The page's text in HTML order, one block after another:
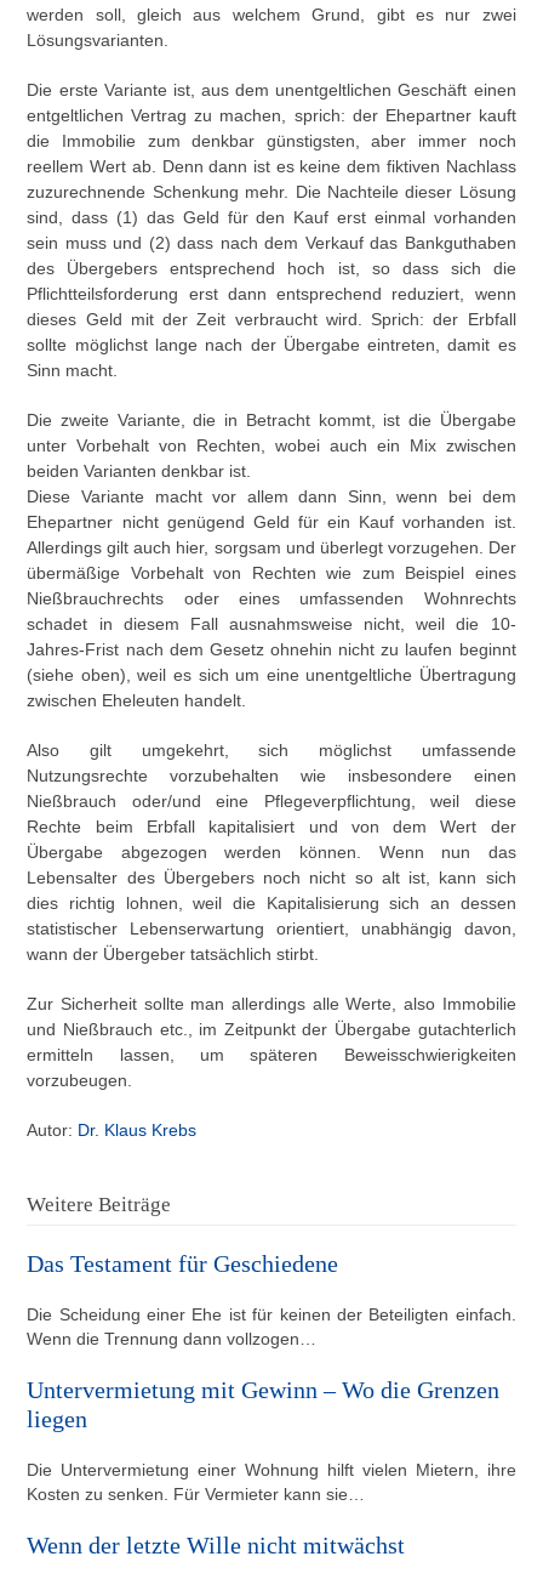
werden soll, gleich aus welchem Grund, gibt es nur zwei
Lösungsvarianten.
Die erste Variante ist, aus dem unentgeltlichen Geschäft einen
entgeltlichen Vertrag zu machen, sprich: der Ehepartner kauft
die Immobilie zum denkbar günstigsten, aber immer noch
reellem Wert ab. Denn dann ist es keine dem fiktiven Nachlass
zuzurechnende Schenkung mehr. Die Nachteile dieser Lösung
sind, dass (1) das Geld für den Kauf erst einmal vorhanden
sein muss und (2) dass nach dem Verkauf das Bankguthaben
des Übergebers entsprechend hoch ist, so dass sich die
Pflichtteilsforderung erst dann entsprechend reduziert, wenn
dieses Geld mit der Zeit verbraucht wird. Sprich: der Erbfall
sollte möglichst lange nach der Übergabe eintreten, damit es
Sinn macht.
Die zweite Variante, die in Betracht kommt, ist die Übergabe
unter Vorbehalt von Rechten, wobei auch ein Mix zwischen
beiden Varianten denkbar ist.
Diese Variante macht vor allem dann Sinn, wenn bei dem
Ehepartner nicht genügend Geld für ein Kauf vorhanden ist.
Allerdings gilt auch hier, sorgsam und überlegt vorzugehen. Der
übermäßige Vorbehalt von Rechten wie zum Beispiel eines
Nießbrauchrechts oder eines umfassenden Wohnrechts
schadet in diesem Fall ausnahmsweise nicht, weil die 10-
Jahres-Frist nach dem Gesetz ohnehin nicht zu laufen beginnt
(siehe oben), weil es sich um eine unentgeltliche Übertragung
zwischen Eheleuten handelt.
Also gilt umgekehrt, sich möglichst umfassende
Nutzungsrechte vorzubehalten wie insbesondere einen
Nießbrauch oder/und eine Pflegeverpflichtung, weil diese
Rechte beim Erbfall kapitalisiert und von dem Wert der
Übergabe abgezogen werden können. Wenn nun das
Lebensalter des Übergebers noch nicht so alt ist, kann sich
dies richtig lohnen, weil die Kapitalisierung sich an dessen
statistischer Lebenserwartung orientiert, unabhängig davon,
wann der Übergeber tatsächlich stirbt.
Zur Sicherheit sollte man allerdings alle Werte, also Immobilie
und Nießbrauch etc., im Zeitpunkt der Übergabe gutachterlich
ermitteln lassen, um späteren Beweisschwierigkeiten
vorzubeugen.
Autor: Dr. Klaus Krebs
Weitere Beiträge
Das Testament für Geschiedene
Die Scheidung einer Ehe ist für keinen der Beteiligten einfach.
Wenn die Trennung dann vollzogen…
Untervermietung mit Gewinn – Wo die Grenzen
liegen
Die Untervermietung einer Wohnung hilft vielen Mietern, ihre
Kosten zu senken. Für Vermieter kann sie…
Wenn der letzte Wille nicht mitwächst